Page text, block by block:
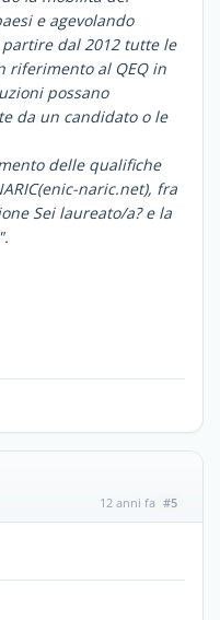
e agevolando
dal 2012 tutte le
riferimento al QEQ in
possano
da un candidato o le
delle qualifiche
naric.net), fra
Sei laureato/a? e la
12 anni fa #5